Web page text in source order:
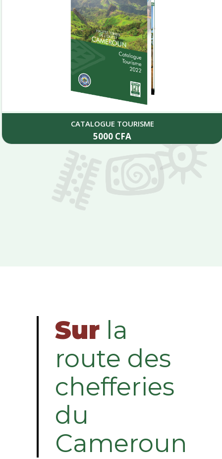
CATALOGUE TOURISME
5000 CFA
Sur la
route des
chefferies
du
Cameroun